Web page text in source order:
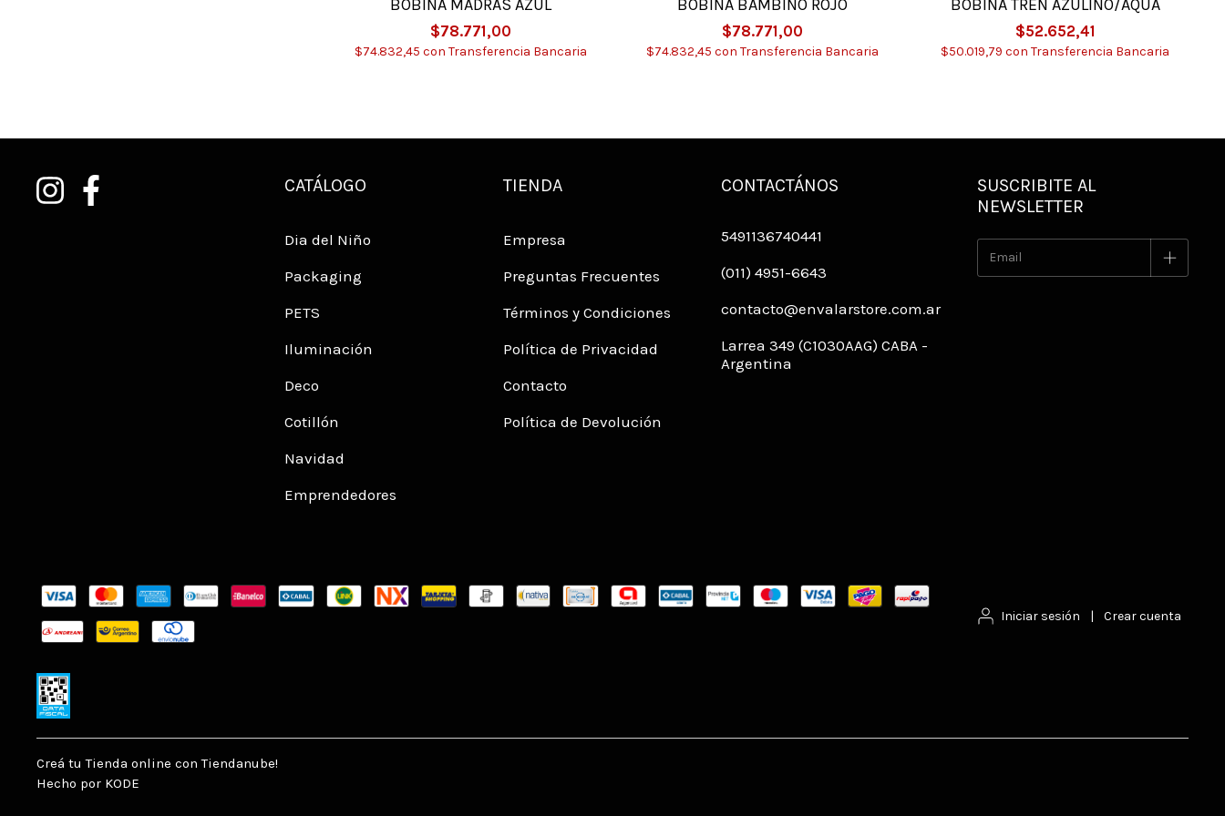
BOBINA MADRAS AZUL
$78.771,00
$74.832,45 con Transferencia Bancaria
BOBINA BAMBINO ROJO
$78.771,00
$74.832,45con Transferencia Bancaria
BOBINA TREN AZULINO/AQUA
$52.652,41
$50.019,79con Transferencia Bancaria
CATÁLOGO
Dia del Niño
Packaging
PETS
Iluminación
Deco
Cotillón
Navidad
Emprendedores
TIENDA
Empresa
Preguntas Frecuentes
Términos y Condiciones
Política de Privacidad
Contacto
Política de Devolución
CONTACTÁNOS
5491136740441
(011) 4951-6643
contacto@envalarstore.com.ar
Larrea 349 (C1030AAG) CABA -
Argentina
SUSCRIBITE AL
NEWSLETTER
Iniciar sesión Crear cuenta
Creá tu Tienda online con Tiendanube!
Hecho por KODE